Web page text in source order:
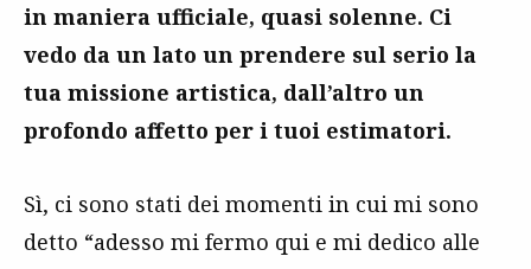
in maniera ufficiale, quasi solenne. Ci
vedo da un lato un prendere sul serio la
tua missione artistica, dall’altro un
profondo affetto per i tuoi estimatori.
Sì, ci sono stati dei momenti in cui mi sono
detto “adesso mi fermo qui e mi dedico alle